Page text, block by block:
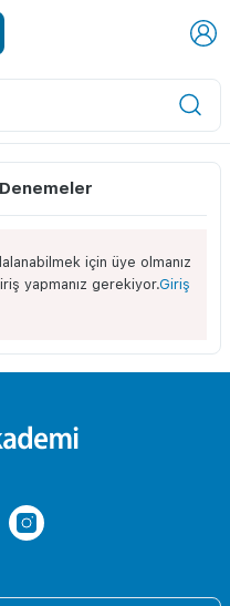
için üye olmanız
yapmanız gerekiyor.Giriş